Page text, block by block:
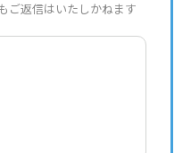
ご返信はいたしかねます